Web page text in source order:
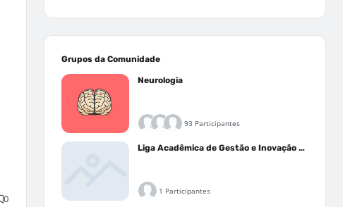
0
Grupos da Comunidade
Neurologia
93 Participantes
Liga Acadêmica de Gestão e Inovação Médica - LAGIM
1 Participantes